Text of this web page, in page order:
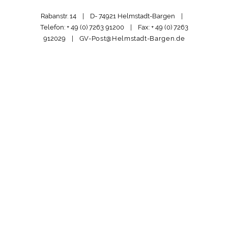
Rabanstr. 14 | D- 74921 Helmstadt-Bargen |
Telefon: + 49 (0) 7263 91200 | Fax: + 49 (0) 7263
912029 | GV-Post@Helmstadt-Bargen.de